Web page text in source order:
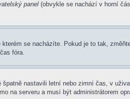
panel (obvykle se nachází v horní
se nacházíte. Pokud je to tak,
fóra.
nastavili letní nebo zimní čas, v
na serveru a musí být administrátorem